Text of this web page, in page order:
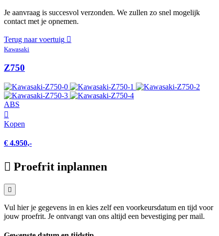
Je aanvraag is succesvol verzonden. We zullen zo snel mogelijk
contact met je opnemen.
Terug naar voertuig
Kawasaki
Z750
ABS
Kopen
€ 4.950,-
Proefrit inplannen
Vul hier je gegevens in en kies zelf een voorkeursdatum en tijd voor
jouw proefrit. Je ontvangt van ons altijd een bevestiging per mail.